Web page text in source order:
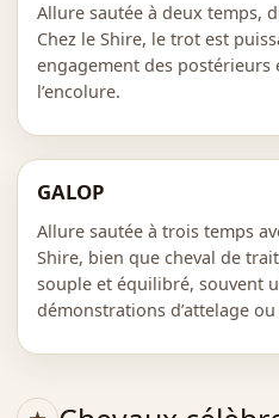
Allure sautée à deux temps,
Chez le Shire, le trot est
engagement des
l’encolure.
GALOP
Allure sautée à trois temps
Shire, bien que cheval de
souple et équilibré, souvent
démonstrations d’attelage ou